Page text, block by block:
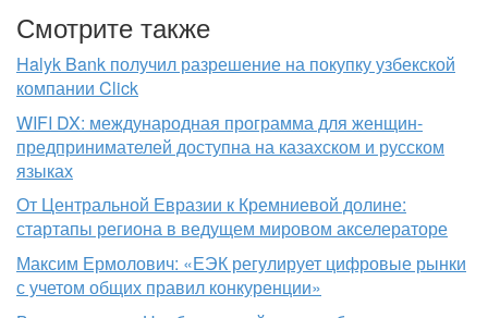
Смотрите также
Halyk Bank получил разрешение на покупку узбекской
компании Click
WIFI DX: международная программа для женщин-
предпринимателей доступна на казахском и русском
языках
От Центральной Евразии к Кремниевой долине:
стартапы региона в ведущем мировом акселераторе
Максим Ермолович: «ЕЭК регулирует цифровые рынки
с учетом общих правил конкуренции»